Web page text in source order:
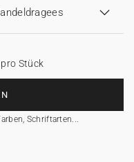
Schriftarten...
Stück